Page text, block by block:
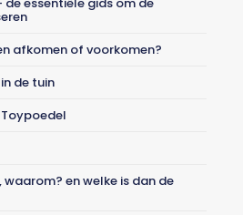
afkomen of voorkomen?
de tuin
waarom? en welke is dan de